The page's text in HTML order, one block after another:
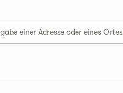
einer Adresse oder eines Ortes